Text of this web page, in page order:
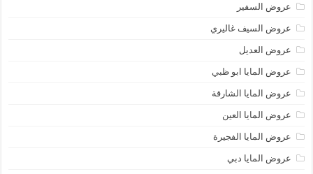
عروض السفير
عروض السيف غاليري
عروض العديل
عروض المايا ابو ظبي
عروض المايا الشارقة
عروض المايا العين
عروض المايا الفجيرة
عروض المايا دبي